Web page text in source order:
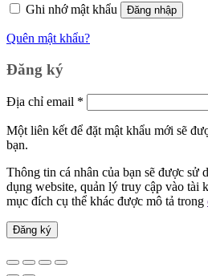
Ghi nhớ mật khẩu
Đăng nhập
Quên mật khẩu?
Đăng ký
Địa chỉ email *
buộc
Một liên kết để đặt mật khẩu mới sẽ
bạn.
Thông tin cá nhân của bạn sẽ được sử
dụng website, quản lý truy cập vào tài
mục đích cụ thể khác được mô tả trong
Đăng ký